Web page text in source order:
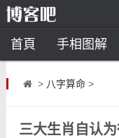
首頁 手相图解
风水开运 助运饰
> 八字算命>
三大生肖自认